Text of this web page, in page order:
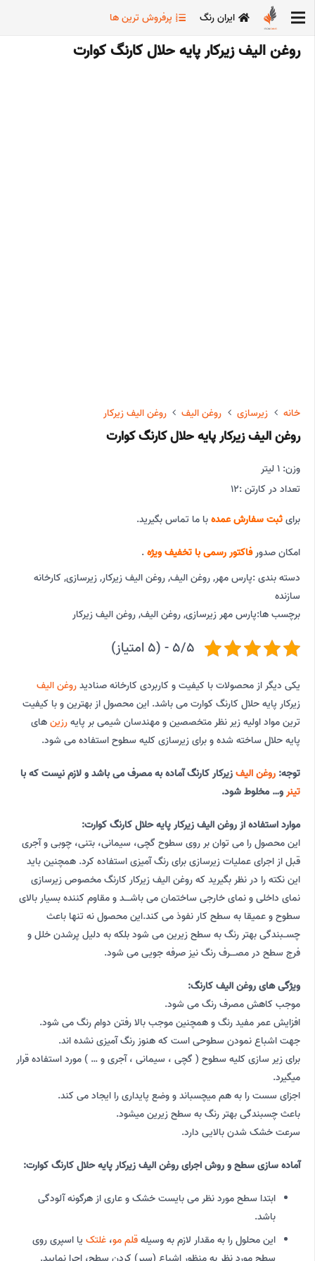
ایران رنگ پرفروش ترین ها
روغن الیف زیرکار پایه حلال کارنگ کوارت
خانه زیرسازی روغن الیف روغن الیف زیرکار
روغن الیف زیرکار پایه حلال کارنگ کوارت
وزن: 1 لیتر
تعداد در کارتن :12
برایثبت سفارش عمدهبا ما تماس بگیرید.
امکان صدورفاکتور رسمی با تخفیف ویژه .
دسته بندی :پارس مهر,روغن الیف,روغن الیف زیرکار,زیرسازی, کارخانه
سازنده
برچسب ها:پارس مهر زیرسازی,روغن الیف,روغن الیف زیرکار
5/5 - (5 امتیاز)
یکی دیگر از محصولات با کیفیت و کاربردی کارخانه صنادیدروغن الیف
زیرکار پایه حلال کارنگ کوارت می باشد. این محصول از بهترین و با کیفیت
ترین مواد اولیه زیر نظر متخصصین و مهندسان شیمی بر پایهرزینهای
پایه حلال ساخته شده و برای زیرسازی کلیه سطوح استفاده می شود.
توجه: روغن الیفزیرکار کارنگ آماده به مصرف می باشد و لازم نیست که با
تینرو… مخلوط شود.
موارد استفاده از روغن الیف زیرکار پایه حلال کارنگ کوارت:
این محصول را می توان بر روی سطوح گچی، سیمانی، بتنی، چوبی و آجری
قبل از اجرای عملیات زیرسازی برای رنگ آمیزی استفاده کرد. همچنین باید
این نکته را در نظر بگیرید که روغن الیف زیرکار کارنگ مخصوص زیرسازی
نمای داخلی و نمای خارجی ساختمان می باشــد و مقاوم کننده بسیار بالای
سطوح و عمیقا به سطح کار نفوذ می کند.این محصول نه تنها باعث
چسـبندگی بهتر رنگ به سطح زیرین می شود بلکه به دلیل پرشدن خلل و
فرج سطح در مصــرف رنگ نیز صرفه جویی می شود.
ویژگی های روغن الیف کارنگ:
موجب کاهش مصرف رنگ می شود.
افزایش عمر مفید رنگ و همچنین موجب بالا رفتن دوام رنگ می شود.
جهت اشباع نمودن سطوحی است که هنوز رنگ آمیزی نشده اند.
برای زیر سازی کلیه سطوح ( گچی ، سیمانی ، آجری و … ) مورد استفاده قرار
میگیرد.
اجزای سست را به هم میچسباند و وضع پایداری را ایجاد می کند.
باعث چسبندگی بهتر رنگ به سطح زیرین میشود.
سرعت خشک شدن بالایی دارد.
آماده سازی سطح و روش اجرای روغن الیف زیرکار پایه حلال کارنگ کوارت:
ابتدا سطح مورد نظر می بایست خشک و عاری از هرگونه آلودگی
باشد.
این محلول را به مقدار لازم به وسیلهقلم مو، غلتک یا اسپری روی